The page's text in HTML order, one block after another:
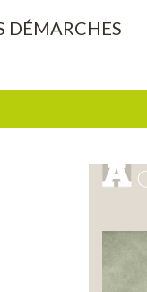
DÉMARCHES